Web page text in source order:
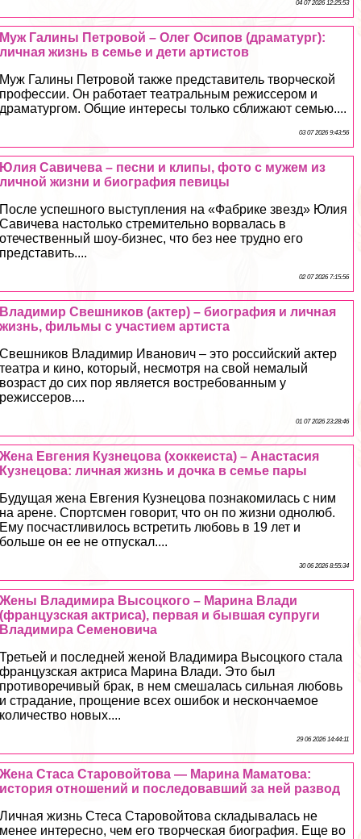
04 07 2026 12:25:53
Муж Галины Петровой – Олег Осипов (драматург):
личная жизнь в семье и дети артистов
Муж Галины Петровой также представитель творческой
профессии. Он работает театральным режиссером и
драматургом. Общие интересы только сближают семью....
03 07 2026 9:43:56
Юлия Савичева – песни и клипы, фото с мужем из
личной жизни и биография певицы
После успешного выступления на «Фабрике звезд» Юлия
Савичева настолько стремительно ворвалась в
отечественный шоу-бизнес, что без нее трудно его
представить....
02 07 2026 7:15:56
Владимир Свешников (актер) – биография и личная
жизнь, фильмы с участием артиста
Свешников Владимир Иванович – это российский актер
театра и кино, который, несмотря на свой немалый
возраст до сих пор является востребованным у
режиссеров....
01 07 2026 23:28:46
Жена Евгения Кузнецова (хоккеиста) – Анастасия
Кузнецова: личная жизнь и дочка в семье пары
Будущая жена Евгения Кузнецова познакомилась с ним
на арене. Спортсмен говорит, что он по жизни однолюб.
Ему посчастливилось встретить любовь в 19 лет и
больше он ее не отпускал....
30 06 2026 8:55:34
Жены Владимира Высоцкого – Марина Влади
(французская актриса), первая и бывшая супруги
Владимира Семеновича
Третьей и последней женой Владимира Высоцкого стала
французская актриса Марина Влади. Это был
противоречивый бpaк, в нем смешалась сильная любовь
и страдание, прощение всех ошибок и нескончаемое
количество новых....
29 06 2026 14:44:11
Жена Стаса Старовойтова — Марина Маматова:
история отношений и последовавший за ней развод
Личная жизнь Стеса Старовойтова складывалась не
менее интересно, чем его творческая биография. Еще во